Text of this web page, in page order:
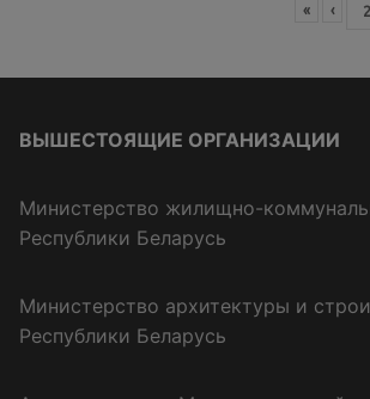
« ‹
ВЫШЕСТОЯЩИЕ ОРГАНИЗАЦИИ
Министерство жилищно-
Республики Беларусь
Министерство архитектуры и
Республики Беларусь